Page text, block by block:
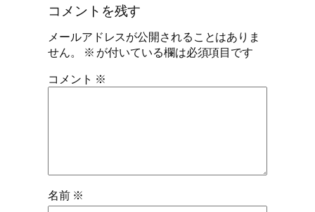
コメントを残す
メールアドレスが公開されることはありま
せん。
※ が付いている欄は必須項目です
コメント ※
名前 ※